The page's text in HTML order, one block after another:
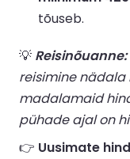
tõuseb.
💡 Reisinõuanne:
reisimine nädala
madalamaid
pühade ajal on
👉 Uusimate